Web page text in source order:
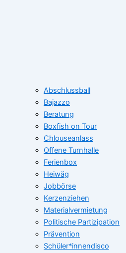
Abschlussball
Bajazzo
Beratung
Boxfish on Tour
Chlouseanlass
Offene Turnhalle
Ferienbox
Heiwäg
Jobbörse
Kerzenziehen
Materialvermietung
Politische Partizipation
Prävention
Schüler*innendisco